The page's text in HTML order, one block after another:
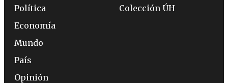
Política
Economía
Mundo
País
Opinión
Colección ÚH